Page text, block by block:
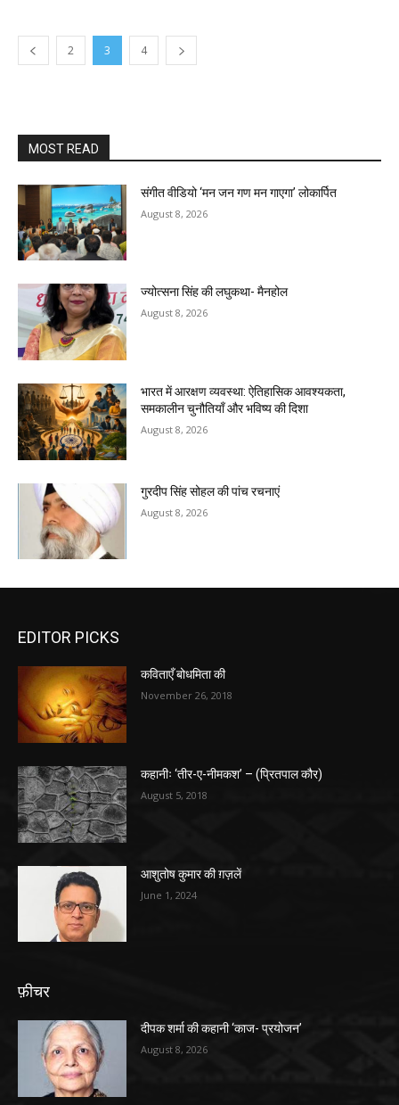
2 3 4
MOST READ
संगीत वीडियो ‘मन जन गण मन गाएगा’ लोकार्पित
August 8, 2026
ज्योत्सना सिंह की लघुकथा- मैनहोल
August 8, 2026
भारत में आरक्षण व्यवस्था: ऐतिहासिक आवश्यकता,
समकालीन चुनौतियाँ और भविष्य की दिशा
August 8, 2026
गुरदीप सिंह सोहल की पांच रचनाएं
August 8, 2026
EDITOR PICKS
कविताएँ बोधमिता की
November 26, 2018
कहानीः ‘तीर-ए-नीमकश’ – (प्रितपाल कौर)
August 5, 2018
आशुतोष कुमार की ग़ज़लें
June 1, 2024
फ़ीचर
दीपक शर्मा की कहानी ‘काज- प्रयोजन’
August 8, 2026